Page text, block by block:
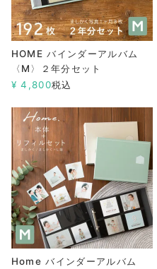
HOME バインダーアルバム
〈M〉２年分セット
¥ 4,800税込
Home バインダーアルバム